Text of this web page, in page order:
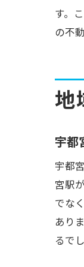
す。
の不
地
宇都
宇都
宮駅
でな
あり
るで